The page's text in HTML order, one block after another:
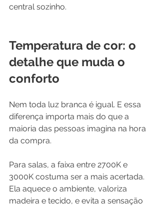
central sozinho.
Temperatura de cor: o
detalhe que muda o
conforto
Nem toda luz branca é igual. E essa
diferença importa mais do que a
maioria das pessoas imagina na hora
da compra.
Para salas, a faixa entre 2700K e
3000K costuma ser a mais acertada.
Ela aquece o ambiente, valoriza
madeira e tecido, e evita a sensação